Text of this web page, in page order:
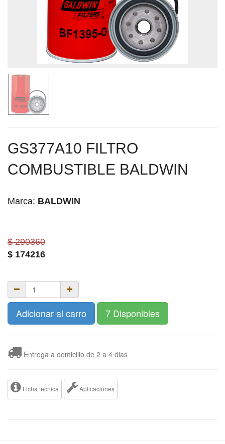
GS377A10 FILTRO
COMBUSTIBLE BALDWIN
Marca: BALDWIN
$ 290360
$ 174216
Adicionar al carro 7 Disponibles
Entrega a domicilio de 2 a 4 dias
Ficha tecnica Aplicaciones